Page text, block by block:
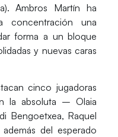
Ambros Martín ha
concentración una
forma a unbloque
y nuevas caras
cinco jugadoras
la absoluta –Olaia
Bengoetxea, Raquel
del esperado